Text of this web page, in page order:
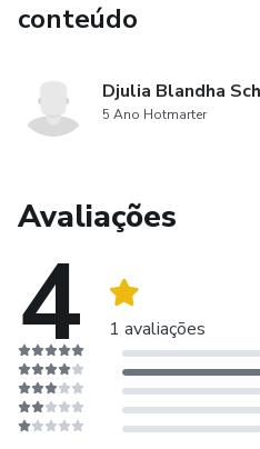
conteúdo
Djulia Blandha
5 Ano Hotmarter
Avaliações
4 1 avaliações